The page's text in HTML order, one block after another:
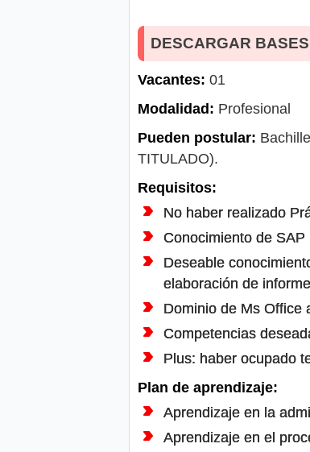
DESCARGAR
Vacantes: 01
Modalidad: Profesional
Pueden postular:
TITULADO).
Requisitos:
No haber realizado
Conocimiento de SAP
Deseable
elaboración de
Dominio de Ms Office
Competencias
Plus: haber ocupado
Plan de aprendizaje:
Aprendizaje en la
Aprendizaje en el